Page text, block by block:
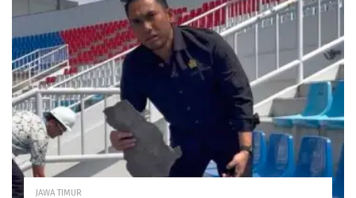
JAWA TIMUR